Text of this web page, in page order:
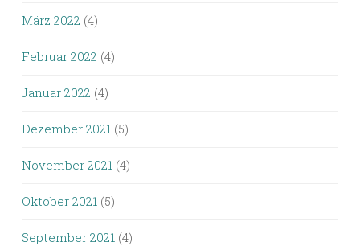
März 2022 (4)
Februar 2022 (4)
Januar 2022 (4)
Dezember 2021 (5)
November 2021 (4)
Oktober 2021 (5)
September 2021 (4)